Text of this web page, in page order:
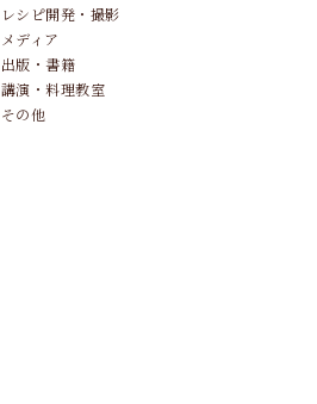
レシピ開発・撮影
メディア
出版・書籍
講演・料理教室
その他